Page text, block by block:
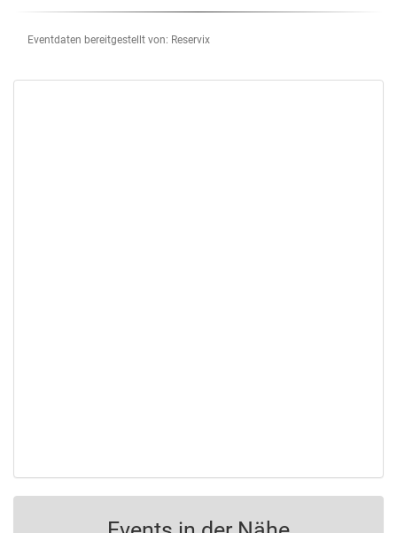
Eventdaten bereitgestellt von: Reservix